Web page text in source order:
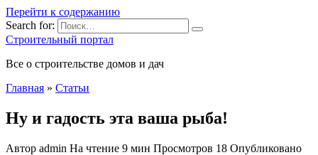
Перейти к содержанию
Search for:
Строительный портал
Все о строительстве домов и дач
Главная » Статьи
Ну и гадость эта ваша рыба!
Автор admin На чтение 9 мин Просмотров 18 Опубликовано